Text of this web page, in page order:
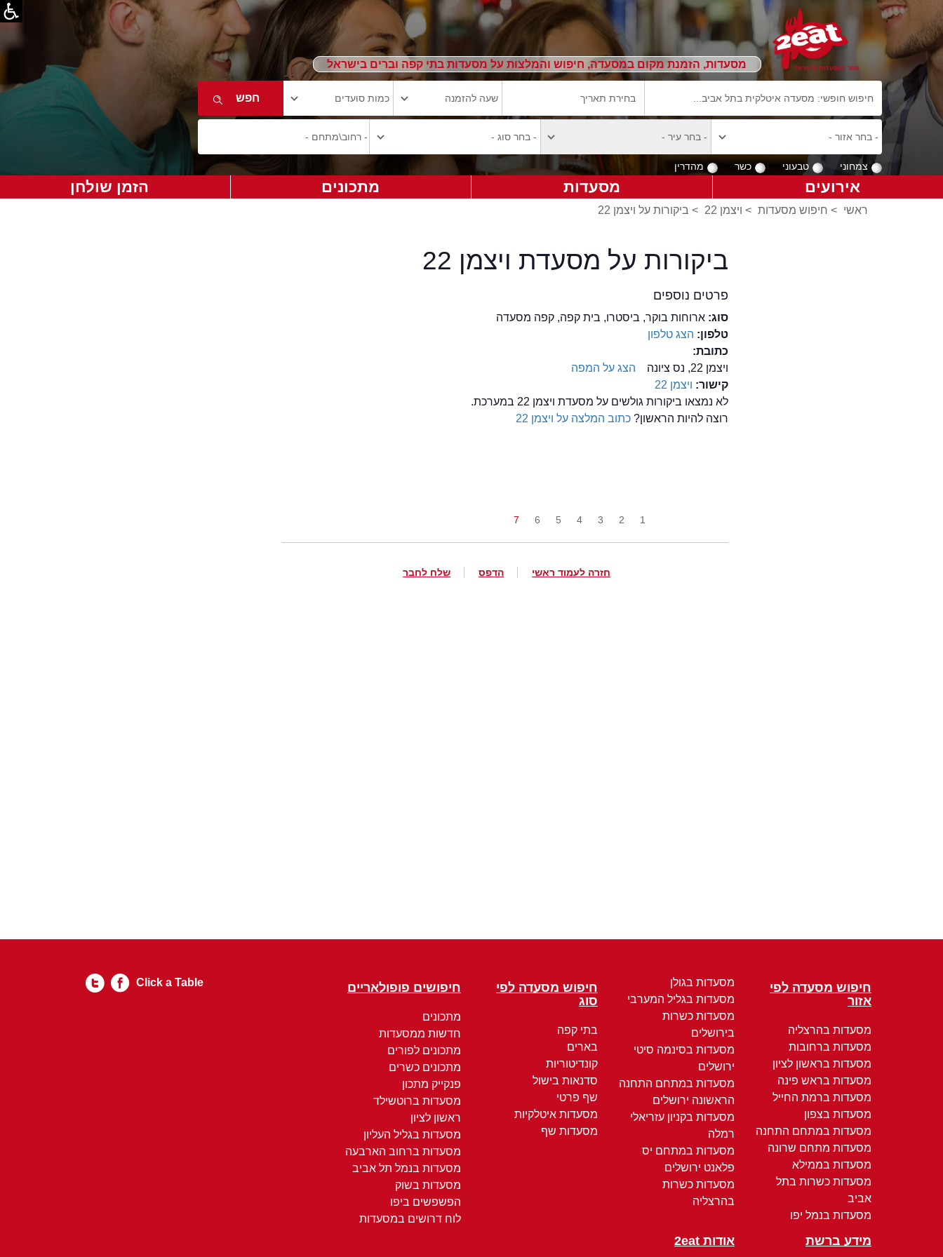
מסעדות, הזמנת מקום במסעדה, חיפוש והמלצות על מסעדות בתי קפה וברים בישראל
צמחוני טבעוני כשר מהדרין
אירועים מסעדות מתכונים הזמן שולחן
ראשי > חיפוש מסעדות > ויצמן 22 > ביקורות על ויצמן 22
ביקורות על מסעדת ויצמן 22
פרטים נוספים
סוג:ארוחות בוקר, ביסטרו, בית קפה, קפה מסעדה
טלפון: הצג טלפון
כתובת:
ויצמן 22, נס ציונה
הצג על המפה
קישור: ויצמן 22
לא נמצאו ביקורות גולשים על מסעדת ויצמן 22 במערכת.
רוצה להיות הראשון?כתוב המלצה על ויצמן 22
1
2
3
4
5
6
7
חזרה לעמוד ראשי הדפס שלח לחבר
חיפוש מסעדה לפי
אזור
מסעדות בהרצליה
מסעדות ברחובות
מסעדות בראשון לציון
מסעדות בראש פינה
מסעדות ברמת החייל
מסעדות בצפון
מסעדות במתחם התחנה
מסעדות מתחם שרונה
מסעדות בממילא
מסעדות כשרות בתל
אביב
מסעדות בנמל יפו
מסעדות בגולן
מסעדות בגליל המערבי
מסעדות כשרות
בירושלים
מסעדות בסינמה סיטי
ירושלים
מסעדות במתחם התחנה
הראשונה ירושלים
מסעדות בקניון עזריאלי
רמלה
מסעדות במתחם יס
פלאנט ירושלים
מסעדות כשרות
בהרצליה
חיפוש מסעדה לפי
סוג
בתי קפה
בארים
קונדיטוריות
סדנאות בישול
שף פרטי
מסעדות איטלקיות
מסעדות שף
חיפושים פופולאריים
מתכונים
חדשות ממסעדות
מתכונים לפורים
מתכונים כשרים
פנקייק מתכון
מסעדות ברוטשילד
ראשון לציון
מסעדות בגליל העליון
מסעדות ברחוב הארבעה
מסעדות בנמל תל אביב
מסעדות בשוק
הפשפשים ביפו
לוח דרושים במסעדות
מידע ברשת אודות 2eat
Click a Table